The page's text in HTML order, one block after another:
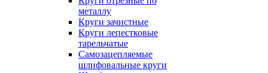
металлу
Круги зачистные
Круги лепестковые
тарельчатые
Самозацепляемые
шлифовальные круги